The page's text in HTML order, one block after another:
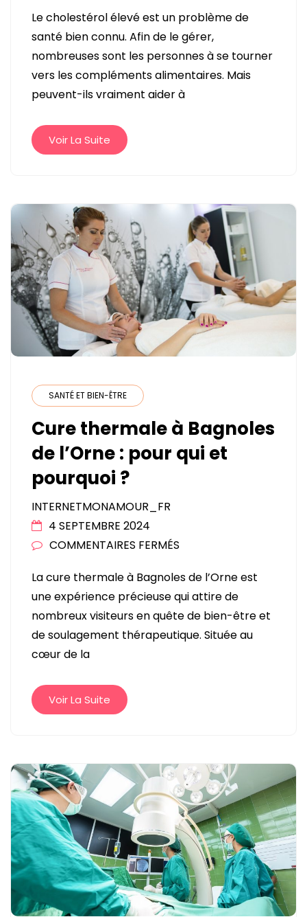
ON
ABAISSER
SON
TAUX
DE
Le cholestérol élevé est un problème de
santé bien connu. Afin de le gérer,
nombreuses sont les personnes à se tourner
vers les compléments alimentaires. Mais
peuvent-ils vraiment aider à
Voir La Suite
SANTÉ ET BIEN-ÊTRE
Cure thermale à Bagnoles
de l’Orne : pour qui et
pourquoi ?
INTERNETMONAMOUR_FR
4 SEPTEMBRE 2024
COMMENTAIRES FERMÉS
THERMALE
À
BAGNOLES
DE
?
La cure thermale à Bagnoles de l’Orne est
une expérience précieuse qui attire de
nombreux visiteurs en quête de bien-être et
de soulagement thérapeutique. Située au
cœur de la
Voir La Suite